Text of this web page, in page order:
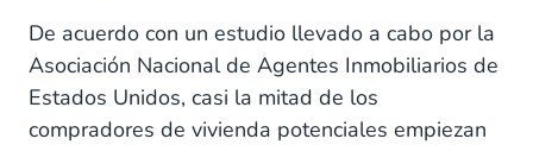
De acuerdo con un estudio llevado a cabo por la
Asociación Nacional de Agentes Inmobiliarios de
Estados Unidos, casi la mitad de los
compradores de vivienda potenciales empiezan